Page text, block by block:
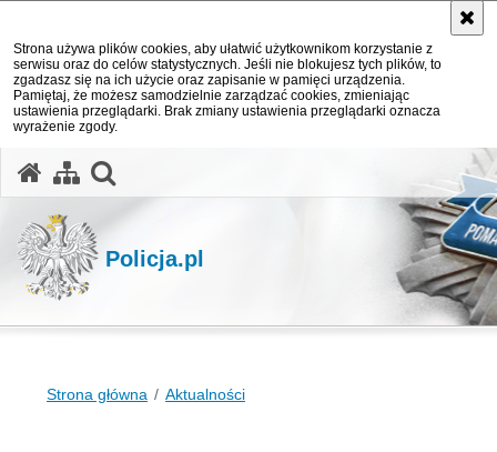
Strona używa plików cookies, aby ułatwić użytkownikom korzystanie z
serwisu oraz do celów statystycznych. Jeśli nie blokujesz tych plików, to
zgadzasz się na ich użycie oraz zapisanie w pamięci urządzenia.
Pamiętaj, że możesz samodzielnie zarządzać cookies, zmieniając
ustawienia przeglądarki. Brak zmiany ustawienia przeglądarki oznacza
wyrażenie zgody.
Policja.pl
Strona główna Aktualności